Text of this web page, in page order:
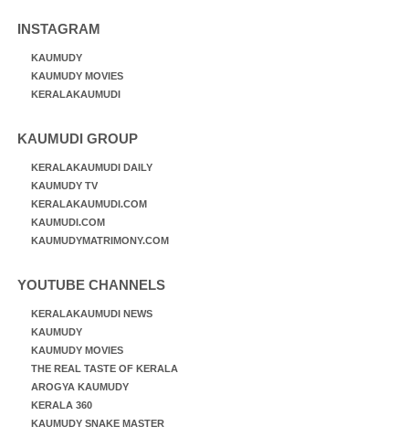
INSTAGRAM
KAUMUDY
KAUMUDY MOVIES
KERALAKAUMUDI
KAUMUDI GROUP
KERALAKAUMUDI DAILY
KAUMUDY TV
KERALAKAUMUDI.COM
KAUMUDI.COM
KAUMUDYMATRIMONY.COM
YOUTUBE CHANNELS
KERALAKAUMUDI NEWS
KAUMUDY
KAUMUDY MOVIES
THE REAL TASTE OF KERALA
AROGYA KAUMUDY
KERALA 360
KAUMUDY SNAKE MASTER